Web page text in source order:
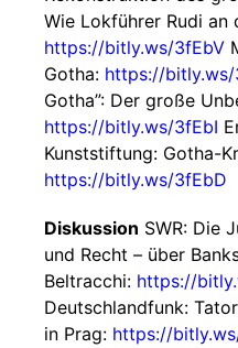
Wie Lokführer Rudi an
https://bitly.ws/3fEbV
Gotha: https://bitly.ws/
Gotha”: Der große
https://bitly.ws/3fEbI
Kunststiftung: Gotha-
https://bitly.ws/3fEbD
Diskussion SWR: Die
und Recht – über
Beltracchi: https://
Deutschlandfunk:
in Prag: https://